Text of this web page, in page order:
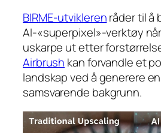
BIRME-utviklerenråder til å
AI-«superpixel»-verktøy
uskarpe ut etter
Airbrush kan forvandle et
landskap ved å generere
samsvarende bakgrunn.